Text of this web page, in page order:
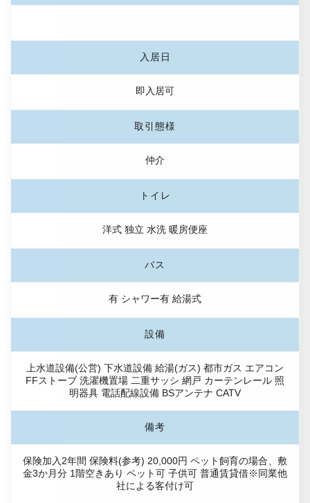
入居日
即入居可
取引態様
仲介
トイレ
洋式 独立 水洗 暖房便座
バス
有 シャワー有 給湯式
設備
上水道設備(公営) 下水道設備 給湯(ガス) 都市ガス エアコン
FFストーブ 洗濯機置場 二重サッシ 網戸 カーテンレール 照
明器具 電話配線設備 BSアンテナ CATV
備考
保険加入2年間 保険料(参考) 20,000円 ペット飼育の場合、敷
金3か月分 1階空きあり ペット可 子供可 普通賃貸借※同業他
社による客付け可